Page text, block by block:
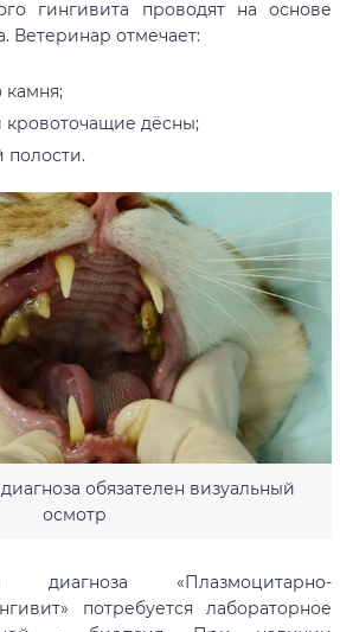
гингивита проводят на основе
Ветеринар отмечает:
камня;
дёсны;
полости.
обязателен визуальный
осмотр
диагноза «Плазмоцитарно-
потребуется лабораторное